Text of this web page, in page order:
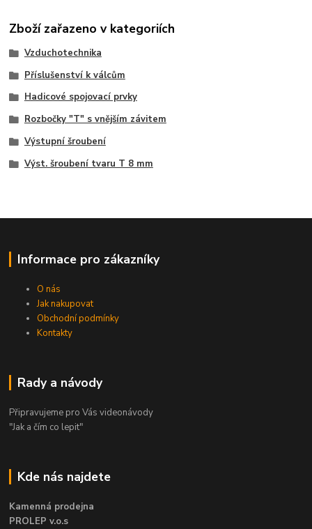
Zboží zařazeno v kategoriích
Vzduchotechnika
Příslušenství k válcům
Hadicové spojovací prvky
Rozbočky "T" s vnějším závitem
Výstupní šroubení
Výst. šroubení tvaru T 8 mm
Informace pro zákazníky
O nás
Jak nakupovat
Obchodní podmínky
Kontakty
Rady a návody
Připravujeme pro Vás videonávody
"Jak a čím co lepit"
Kde nás najdete
Kamenná prodejna
PROLEP v.o.s